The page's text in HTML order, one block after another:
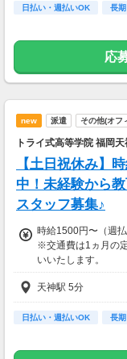
◆週払い・毎週金曜
日払い・週払いOK 長期
応
new 派遣 その他(オフ
トライ式高等学院 福岡
【土日祝休み】
中！未経験から
スタッフ募集♪
時給1500円〜（週払
※交通費は1ヵ月の
いいたします。
お給料を即ゲット?
選べる【週払い・月
◆週払い・毎週金曜
天神駅 5分
日払い・週払いOK 長期